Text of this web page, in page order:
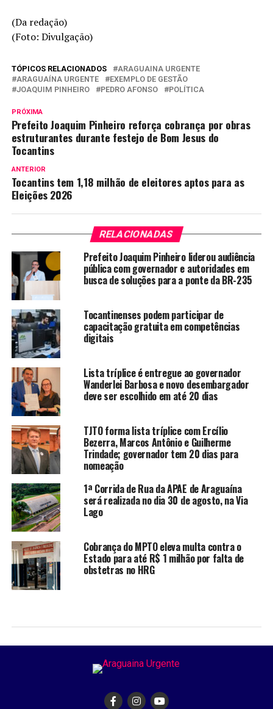
(Da redação)
(Foto: Divulgação)
TÓPICOS RELACIONADOS
ARAGUAINA URGENTE
ARAGUAÍNA URGENTE
EXEMPLO DE GESTÃO
JOAQUIM PINHEIRO
PEDRO AFONSO POLÍTICA
PRÓXIMA
Prefeito Joaquim Pinheiro reforça cobrança por obras
estruturantes durante festejo de Bom Jesus do
Tocantins
ANTERIOR
Tocantins tem 1,18 milhão de eleitores aptos para as
Eleições 2026
RELACIONADAS
Prefeito Joaquim Pinheiro liderou audiência
pública com governador e autoridades em
busca de soluções para a ponte da BR-235
Tocantinenses podem participar de
capacitação gratuita em competências
digitais
Lista tríplice é entregue ao governador
Wanderlei Barbosa e novo desembargador
deve ser escolhido em até 20 dias
TJTO forma lista tríplice com Ercílio
Bezerra, Marcos Antônio e Guilherme
Trindade; governador tem 20 dias para
nomeação
1ª Corrida de Rua da APAE de Araguaína
será realizada no dia 30 de agosto, na Via
Lago
Cobrança do MPTO eleva multa contra o
Estado para até R$ 1 milhão por falta de
obstetras no HRG